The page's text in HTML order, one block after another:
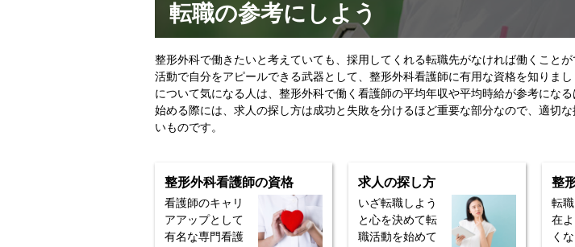
転職の参考にしよう
整形外科で働きたいと考えていても、採用してくれる転職先がなければ働くこと
活動で自分をアピールできる武器として、整形外科看護師に有用な資格を知りま
について気になる人は、整形外科で働く看護師の平均年収や平均時給が参考にな
始める際には、求人の探し方は成功と失敗を分けるほど重要な部分なので、適切
いものです。
整形外科看護師の資格
看護師のキャリ
アアップとして
有名な専門看護
求人の探し方
いざ転職しよう
と心を決めて転
職活動を始めて
転
在
く